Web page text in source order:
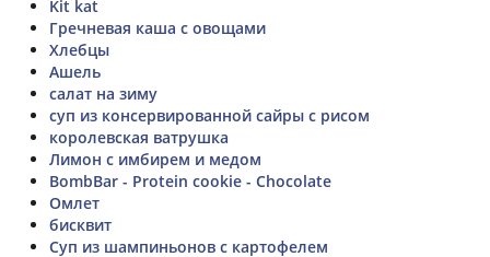
Kit kat
Гречневая каша с овощами
Хлебцы
Ашель
салат на зиму
суп из консервированной сайры с рисом
королевская ватрушка
Лимон с имбирем и медом
BombBar - Protein cookie - Chocolate
Омлет
бисквит
Суп из шампиньонов с картофелем